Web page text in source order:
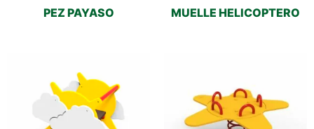
PEZ PAYASO MUELLE HELICOPTERO